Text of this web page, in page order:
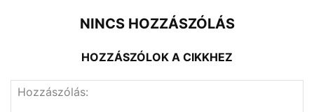
NINCS HOZZÁSZÓLÁS
HOZZÁSZÓLOK A CIKKHEZ